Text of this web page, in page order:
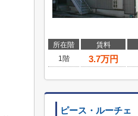
所在階 賃料
1階
3.7万円
ピース・ルーチェ